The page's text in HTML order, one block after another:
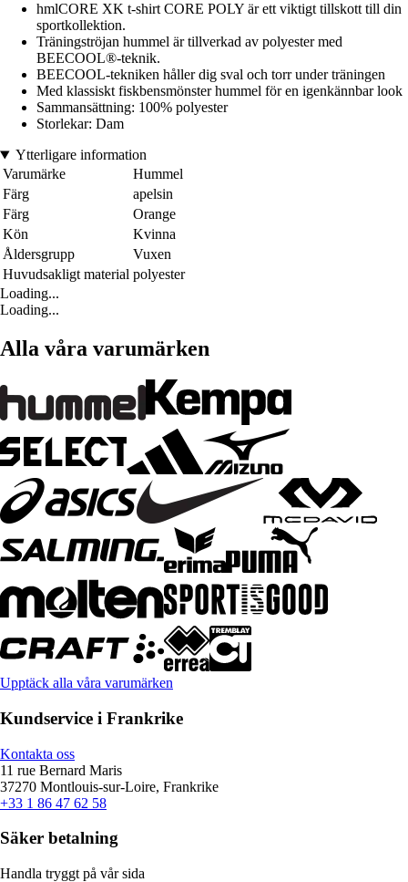
hmlCORE XK t-shirt CORE POLY är ett viktigt tillskott till din
sportkollektion.
Träningströjan hummel är tillverkad av polyester med
BEECOOL®-teknik.
BEECOOL-tekniken håller dig sval och torr under träningen
Med klassiskt fiskbensmönster hummel för en igenkännbar look
Sammansättning: 100% polyester
Storlekar: Dam
Ytterligare information
Varumärke
Hummel
Färg
apelsin
Färg
Orange
Kön
Kvinna
Åldersgrupp
Vuxen
Huvudsakligt material polyester
Loading...
Loading...
Alla våra varumärken
Upptäck alla våra varumärken
Kundservice i Frankrike
Kontakta oss
11 rue Bernard Maris
37270 Montlouis-sur-Loire, Frankrike
+33 1 86 47 62 58
Säker betalning
Handla tryggt på vår sida